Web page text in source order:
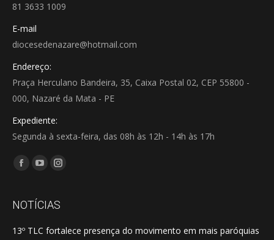
81 3633 1009
E-mail
diocesedenazare@hotmail.com
Endereço:
Praça Herculano Bandeira, 35, Caixa Postal 02, CEP 55800 -
000, Nazaré da Mata - PE
Expediente:
Segunda à sexta-feira, das 08h às 12h - 14h às 17h
Encontre-nos em:
Facebook
opens
new
YouTube
opens
new
Instagram
opens
new
NOTÍCIAS
13º TLC fortalece presença do movimento em mais paróquias